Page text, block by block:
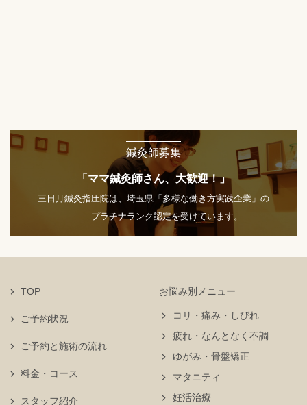
鍼灸師募集
「ママ鍼灸師さん、大歓迎！」
三日月鍼灸指圧院は、埼玉県「多様な働き方実践企業」の
プラチナランク認定を受けています。
TOP
ご予約状況
お悩み別メニュー
コリ・痛み・しびれ
疲れ・なんとなく不調
ゆがみ・骨盤矯正
マタニティ
妊活治療
ご予約と施術の流れ
料金・コース
スタッフ紹介